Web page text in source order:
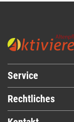
Service
Rechtliches